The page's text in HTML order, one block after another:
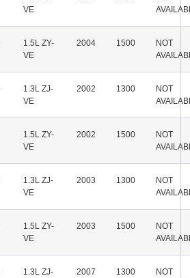
VE
1.5L ZY-
VE
2004 1500
NOT
1.3L ZJ-
VE
2002 1300
NOT
1.5L ZY-
VE
2002 1500
NOT
1.3L ZJ-
VE
2003 1300
NOT
1.5L ZY-
VE
2003 1500
NOT
1.3L ZJ-
2007 1300
NOT